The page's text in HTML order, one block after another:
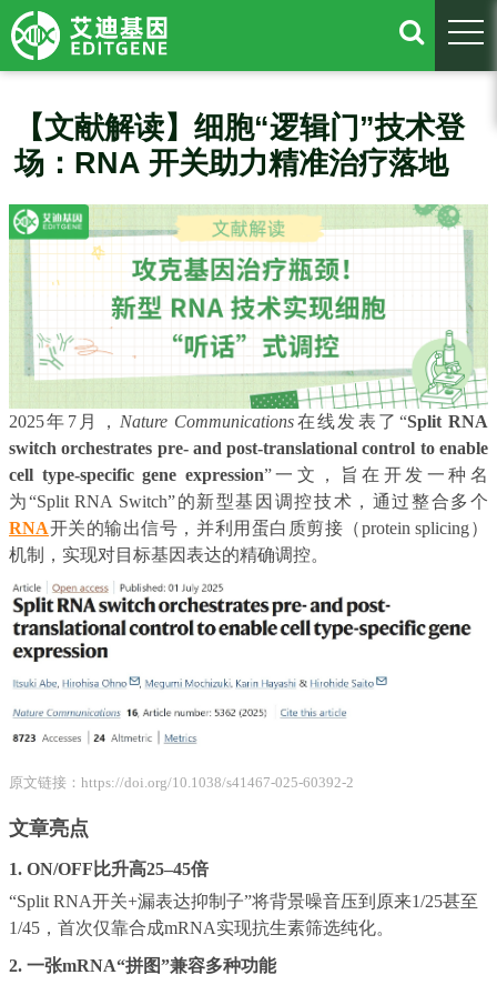
【文献解读】细胞“逻辑门”技术登
场：RNA 开关助力精准治疗落地
2025年7月， Nature Communications在线发表了“Split RNA
switch orchestrates pre- and post-translational control to enable
cell type-specific gene expression”一文，旨在开发一种名
为“Split RNA Switch”的新型基因调控技术，通过整合多个
RNA开关的输出信号，并利用蛋白质剪接（protein splicing）
机制，实现对目标基因表达的精确调控。
原文链接： https://doi.org/10.1038/s41467-025-60392-2
文章亮点
1. ON/OFF比升高25–45倍
“Split RNA开关+漏表达抑制子”将背景噪音压到原来1/25甚至
1/45，首次仅靠合成mRNA实现抗生素筛选纯化。
2. 一张mRNA“拼图”兼容多种功能